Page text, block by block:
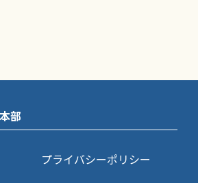
部
プライバシーポリシー